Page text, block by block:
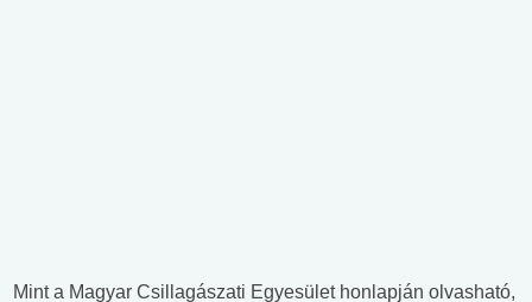
Mint a Magyar Csillagászati Egyesület honlapján olvasható,